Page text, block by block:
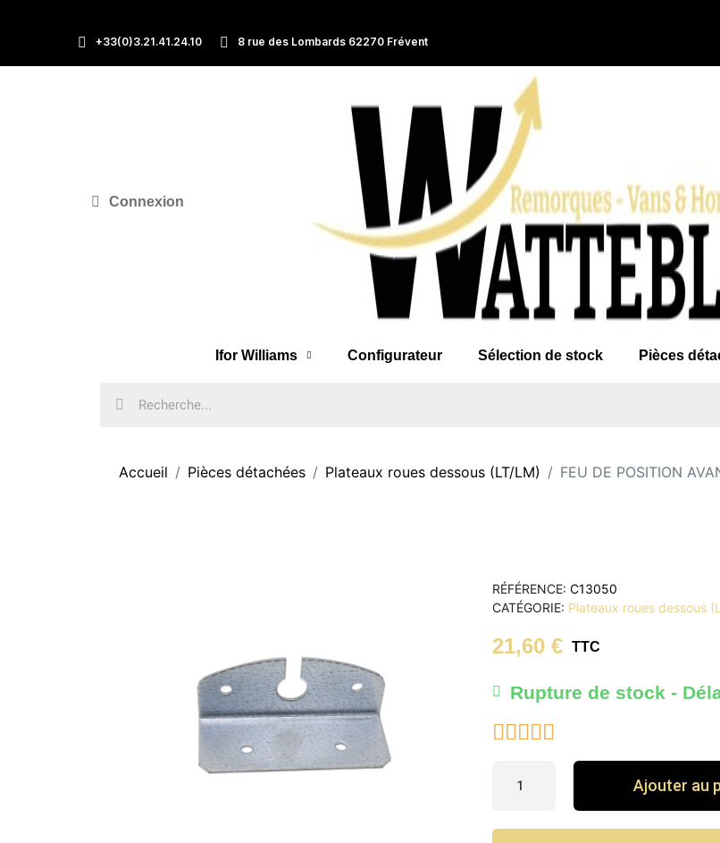
+33(0)3.21.41.24.10 8 rue des Lombards 62270 Frévent
Connexion
Ifor Williams Configurateur Sélection de stock Pièces
Accueil Pièces détachées Plateaux roues dessous (LT/LM) FEU DE POSITION
RÉFÉRENCE C13050
CATÉGORIE Plateaux roues dessous
21,60 € TTC
Rupture de stock -
    
Ajouter au